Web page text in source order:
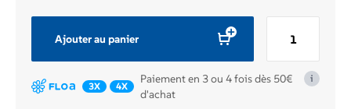
Ajouter au panier
PR
POIGNEES
i
3X 4X
Paiement en 3 ou 4 fois dès 50€
d'achat